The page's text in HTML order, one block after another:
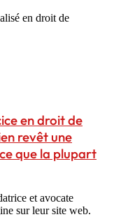
en droit de
en droit de
revêt une
que la plupart
et avocate
sur leur site web.